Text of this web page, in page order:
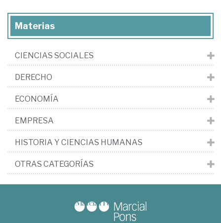
Materias
CIENCIAS SOCIALES
DERECHO
ECONOMÍA
EMPRESA
HISTORIA Y CIENCIAS HUMANAS
OTRAS CATEGORÍAS